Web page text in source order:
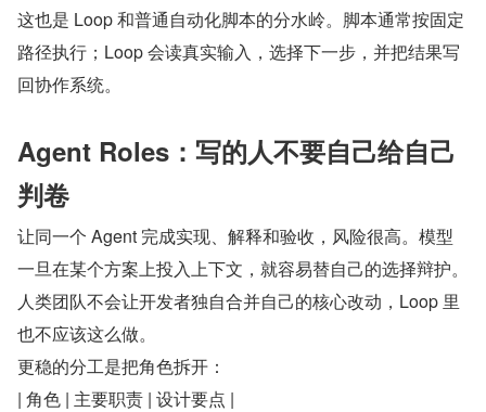
这也是 Loop 和普通自动化脚本的分水岭。脚本通常按固定
路径执行；Loop 会读真实输入，选择下一步，并把结果写
回协作系统。
Agent Roles：写的人不要自己给自己
判卷
让同一个 Agent 完成实现、解释和验收，风险很高。模型
一旦在某个方案上投入上下文，就容易替自己的选择辩护。
人类团队不会让开发者独自合并自己的核心改动，Loop 里
也不应该这么做。
更稳的分工是把角色拆开：
| 角色 | 主要职责 | 设计要点 |